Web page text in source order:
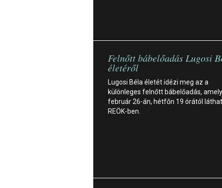
Felnőtt bábelőadás Lugosi
életéről
Lugosi Béla életét idézi meg az a
különleges felnőtt bábelőadás, amely
február 26-án, hétfőn 19 órától
REÖK-ben.